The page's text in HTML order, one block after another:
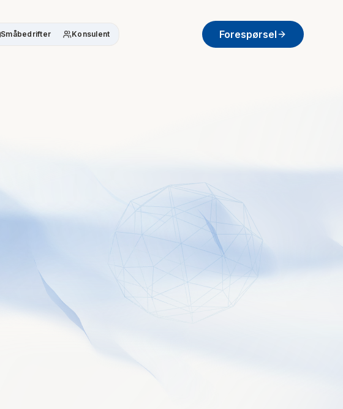
Småbedrifter Konsulent Forespørsel